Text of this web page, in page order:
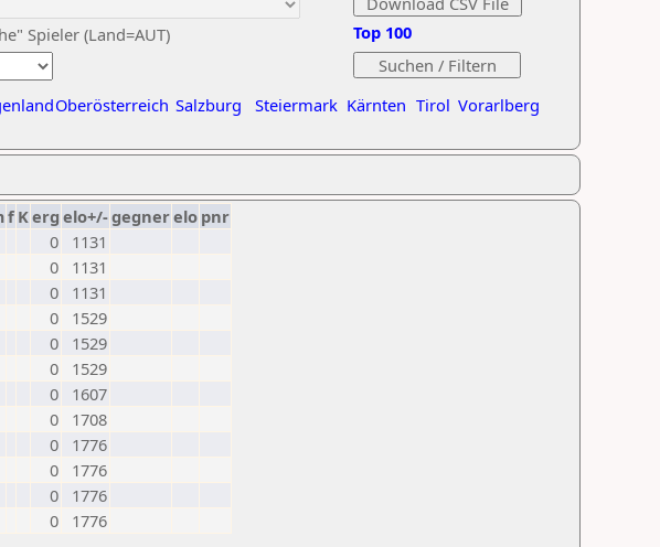
Spieler (Land=AUT)
Oberösterreich Salzburg Steiermark Kärnten Tirol Vorarlberg
Top 100
f Kerg elo+/-gegnerelo pnr
0
1131
0
1131
0
1131
0
1529
0
1529
0
1529
0
1607
0
1708
0
1776
0
1776
0
1776
0
1776